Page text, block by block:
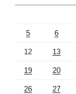
5 6
12 13
19 20
26 27